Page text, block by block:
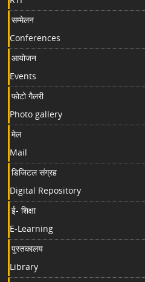
सम्मेलन
Conferences
आयोजन
Events
फोटो गैलरी
Photo gallery
मेल
Mail
डिजिटल संग्रह
Digital Repository
ई- शिक्षा
E-Learning
पुस्तकालय
Library